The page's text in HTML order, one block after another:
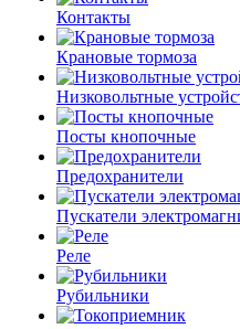
Контакты
Крановые тормоза
Низковольтные
Посты кнопочные
Предохранители
Пускатели
Реле
Рубильники